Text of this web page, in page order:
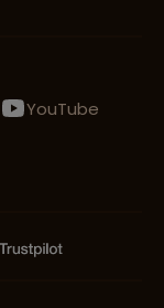
YouTube